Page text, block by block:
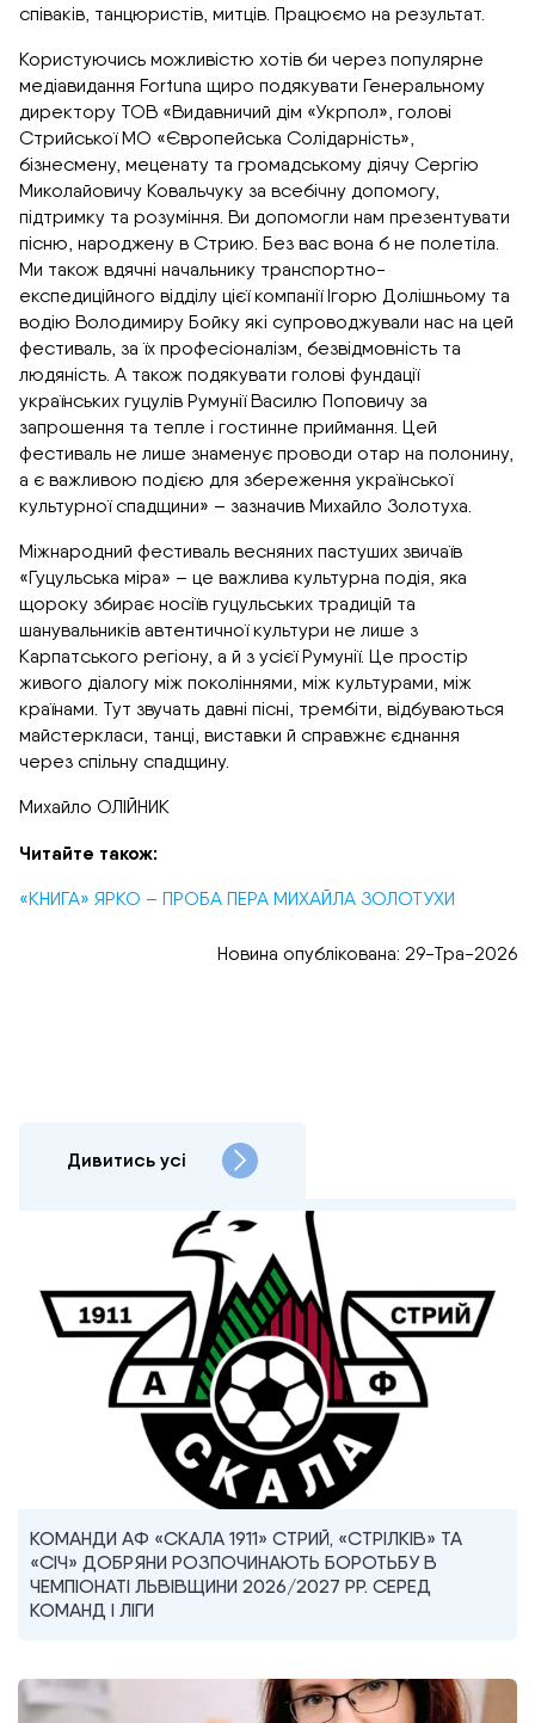
співаків, танцюристів, митців. Працюємо на результат.
Користуючись можливістю хотів би через популярне
медіавидання Fortuna щиро подякувати Генеральному
директору ТОВ «Видавничий дім «Укрпол», голові
Стрийської МО «Європейська Солідарність»,
бізнесмену, меценату та громадському діячу Сергію
Миколайовичу Ковальчуку за всебічну допомогу,
підтримку та розуміння. Ви допомогли нам презентувати
пісню, народжену в Стрию. Без вас вона б не полетіла.
Ми також вдячні начальнику транспортно-
експедиційного відділу цієї компанії Ігорю Долішньому та
водію Володимиру Бойку які супроводжували нас на цей
фестиваль, за їх професіоналізм, безвідмовність та
людяність. А також подякувати голові фундації
українських гуцулів Румунії Василю Поповичу за
запрошення та тепле і гостинне приймання. Цей
фестиваль не лише знаменує проводи отар на полонину,
а є важливою подією для збереження української
культурної спадщини» – зазначив Михайло Золотуха.
Міжнародний фестиваль весняних пастуших звичаїв
«Гуцульська міра» – це важлива культурна подія, яка
щороку збирає носіїв гуцульських традицій та
шанувальників автентичної культури не лише з
Карпатського регіону, а й з усієї Румунії. Це простір
живого діалогу між поколіннями, між культурами, між
країнами. Тут звучать давні пісні, трембіти, відбуваються
майстеркласи, танці, виставки й справжнє єднання
через спільну спадщину.
Михайло ОЛІЙНИК
Читайте також:
«КНИГА» ЯРКО – ПРОБА ПЕРА МИХАЙЛА ЗОЛОТУХИ
Новина опублікована: 29-Тра-2026
Дивитись усі
КОМАНДИ АФ «СКАЛА 1911» СТРИЙ, «СТРІЛКІВ» ТА
«СІЧ» ДОБРЯНИ РОЗПОЧИНАЮТЬ БОРОТЬБУ В
ЧЕМПІОНАТІ ЛЬВІВЩИНИ 2026/2027 РР. СЕРЕД
КОМАНД I ЛІГИ